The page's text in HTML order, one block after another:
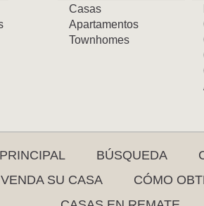
Casas
Apartamentos
Townhomes
PRINCIPAL BÚSQUEDA
VENDA SU CASA
CÓMO